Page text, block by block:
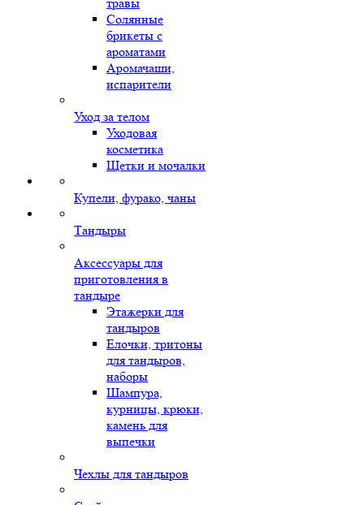
Солянные
брикеты с
ароматами
Аромачаши,
испарители
Уход за телом
Уходовая
косметика
Щетки и мочалки
Купели, фурако, чаны
Тандыры
Аксессуары для
приготовления в
тандыре
Этажерки для
тандыров
Елочки, тритоны
для тандыров,
наборы
Шампура,
курницы, крюки,
камень для
выпечки
Чехлы для тандыров